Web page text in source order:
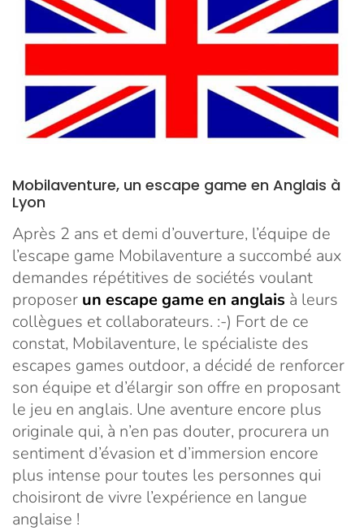
Mobilaventure, un escape game en Anglais à
Lyon
Après 2 ans et demi d’ouverture, l’équipe de
l’escape game Mobilaventure a succombé aux
demandes répétitives de sociétés voulant
proposer un escape game en anglais à leurs
collègues et collaborateurs. :-) Fort de ce
constat, Mobilaventure, le spécialiste des
escapes games outdoor, a décidé de renforcer
son équipe et d’élargir son offre en proposant
le jeu en anglais. Une aventure encore plus
originale qui, à n’en pas douter, procurera un
sentiment d’évasion et d’immersion encore
plus intense pour toutes les personnes qui
choisiront de vivre l’expérience en langue
anglaise !